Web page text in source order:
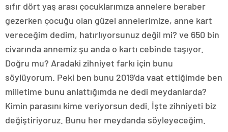
sıfır dört yaş arası çocuklarımıza annelere beraber
gezerken çocuğu olan güzel annelerimize, anne kart
vereceğim dedim, hatırlıyorsunuz değil mi? ve 650 bin
civarında annemiz şu anda o kartı cebinde taşıyor.
Doğru mu? Aradaki zihniyet farkı için bunu
söylüyorum. Peki ben bunu 2019’da vaat ettiğimde ben
milletime bunu anlattığımda ne dedi meydanlarda?
Kimin parasını kime veriyorsun dedi. İşte zihniyeti biz
değiştiriyoruz. Bunu her meydanda söyleyeceğim.